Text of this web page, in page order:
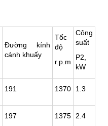
Đường kính
cánh khuấy
Tốc
độ
r.p.m
Công
suất
P2,
kW
191 1370 1.3
197 1375 2.4